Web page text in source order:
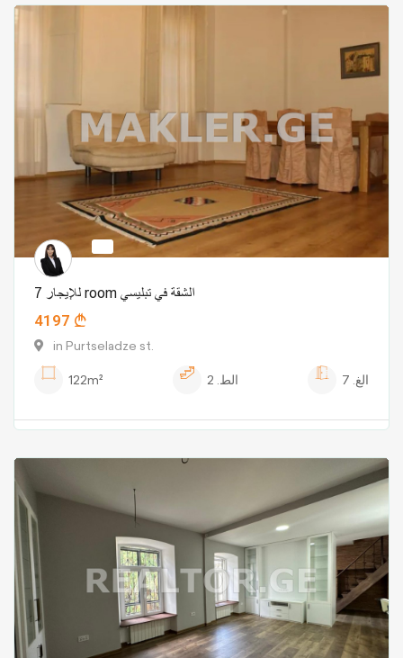
للإيجار 7 room الشقة في تبليسي
4197
in Purtseladze st.
122m²
الط. 2 الغ. 7